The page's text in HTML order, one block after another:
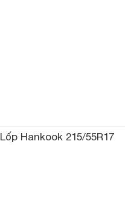
Lốp Hankook 215/55R17